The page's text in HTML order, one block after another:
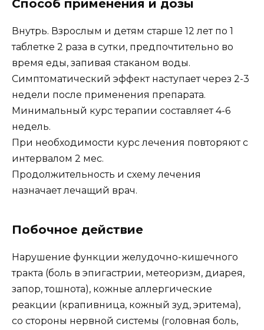
Способ применения и дозы
Внутрь. Взрослым и детям старше 12 лет по 1
таблетке 2 раза в сутки, предпочтительно во
время еды, запивая стаканом воды.
Симптоматический эффект наступает через 2-3
недели после применения препарата.
Минимальный курс терапии составляет 4-6
недель.
При необходимости курс лечения повторяют с
интервалом 2 мес.
Продолжительность и схему лечения
назначает лечащий врач.
Побочное действие
Нарушение функции желудочно-кишечного
тракта (боль в эпигастрии, метеоризм, диарея,
запор, тошнота), кожные аллергические
реакции (крапивница, кожный зуд, эритема),
со стороны нервной системы (головная боль,